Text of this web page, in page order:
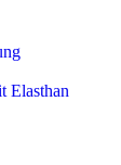
Elasthan